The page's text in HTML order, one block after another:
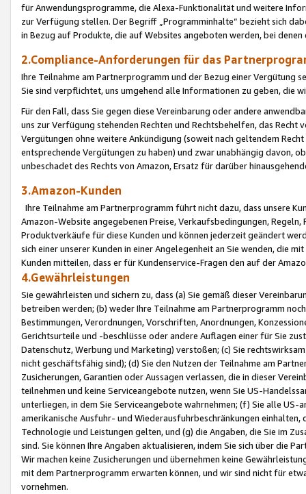
für Anwendungsprogramme, die Alexa-Funktionalität und weitere
zur Verfügung stellen. Der Begriff „Programminhalte“ bezieht sich
in Bezug auf Produkte, die auf Websites angeboten werden, bei
2.Compliance-Anforderungen für das
Ihre Teilnahme am Partnerprogramm und der Bezug einer Vergütung
Sie sind verpflichtet, uns umgehend alle Informationen zu geben, die
Für den Fall, dass Sie gegen diese Vereinbarung oder andere
uns zur Verfügung stehenden Rechten und Rechtsbehelfen, das
Vergütungen ohne weitere Ankündigung (soweit nach geltendem
entsprechende Vergütungen zu haben) und zwar unabhängig davon,
unbeschadet des Rechts von Amazon, Ersatz für darüber
3.Amazon-Kunden
Ihre Teilnahme am Partnerprogramm führt nicht dazu, dass unsere
Amazon-Website angegebenen Preise, Verkaufsbedingungen,
Produktverkäufe für diese Kunden und können jederzeit geändert
sich einer unserer Kunden in einer Angelegenheit an Sie wenden, die
Kunden mitteilen, dass er für Kundenservice-Fragen den auf der
4.Gewährleistungen
Sie gewährleisten und sichern zu, dass (a) Sie gemäß dieser
betreiben werden; (b) weder Ihre Teilnahme am Partnerprogramm
Bestimmungen, Verordnungen, Vorschriften, Anordnungen,
Gerichtsurteile und -beschlüsse oder andere Auflagen einer für Sie
Datenschutz, Werbung und Marketing) verstoßen; (c) Sie
nicht geschäftsfähig sind); (d) Sie den Nutzen der Teilnahme am
Zusicherungen, Garantien oder Aussagen verlassen, die in dieser
teilnehmen und keine Serviceangebote nutzen, wenn Sie US-
unterliegen, in dem Sie Serviceangebote wahrnehmen; (f) Sie alle
amerikanische Ausfuhr- und Wiederausfuhrbeschränkungen
Technologie und Leistungen gelten, und (g) die Angaben, die Sie im
sind. Sie können Ihre Angaben aktualisieren, indem Sie sich über die
Wir machen keine Zusicherungen und übernehmen keine
mit dem Partnerprogramm erwarten können, und wir sind nicht für
vornehmen.